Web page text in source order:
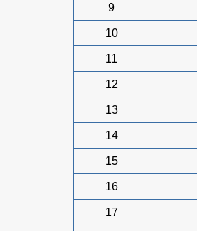
9
10
11
12
13
14
15
16
17